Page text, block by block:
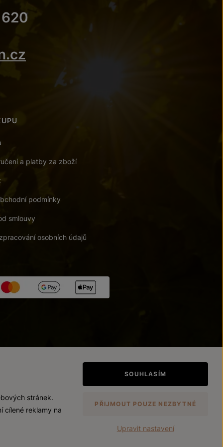
a platby za zboží
podmínky
smlouvy
osobních údajů
stránek.
cílené reklamy na
SOUHLASÍM
PŘIJMOUT POUZE NEZBYTNÉ
Upravit nastavení